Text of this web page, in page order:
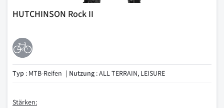
HUTCHINSON Rock II
Typ : MTB-Reifen Nutzung : ALL TERRAIN, LEISURE
Stärken: